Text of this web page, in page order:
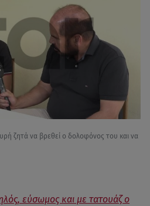
ζητά να βρεθεί ο δολοφόνος του και να
εύσωμος και με τατουάζ ο